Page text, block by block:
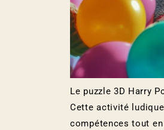
Le puzzle 3D Harry
Cette activité
compétences tout